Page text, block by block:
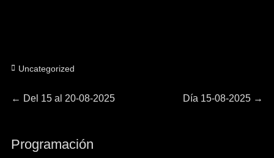
Categorías
Uncategorized
Navegación
← Entrada
Del 15 al 20-08-2025
Entrada
Día 15-08-2025 →
Programación